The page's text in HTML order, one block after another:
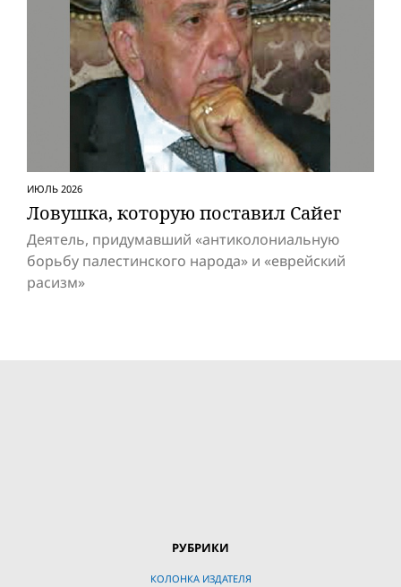
ИЮЛЬ 2026
Ловушка, которую поставил Сайег
Деятель, придумавший «антиколониальную
борьбу палестинского народа» и «eвpeйский
расизм»
РУБРИКИ
КОЛОНКА ИЗДАТЕЛЯ